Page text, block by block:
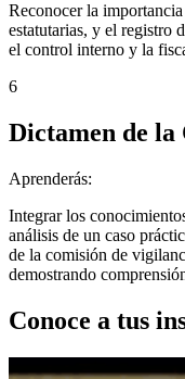
Reconocer la
estatutarias, y el registro
el control interno y la
6
Dictamen de la
Aprenderás:
Integrar los
análisis de un caso
de la comisión de
demostrando
Conoce a tus